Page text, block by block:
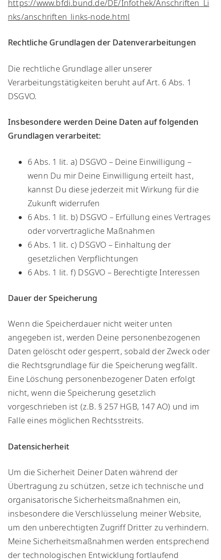
https://www.bfdi.bund.de/DE/Infothek/Anschriften_Li
nks/anschriften_links-node.html
Rechtliche Grundlagen der Datenverarbeitungen
​Die rechtliche Grundlage aller unserer
Verarbeitungstätigkeiten beruht auf Art. 6 Abs. 1
DSGVO.
Insbesondere werden Deine Daten auf folgenden
Grundlagen verarbeitet:
​6 Abs. 1 lit. a) DSGVO – Deine Einwilligung –
wenn Du mir Deine Einwilligung erteilt hast,
kannst Du diese jederzeit mit Wirkung für die
Zukunft widerrufen
6 Abs. 1 lit. b) DSGVO – Erfüllung eines Vertrages
oder vorvertragliche Maßnahmen
6 Abs. 1 lit. c) DSGVO – Einhaltung der
gesetzlichen Verpflichtungen
6 Abs. 1 lit. f) DSGVO – Berechtigte Interessen
Dauer der Speicherung
Wenn die Speicherdauer nicht weiter unten
angegeben ist, werden Deine personenbezogenen
Daten gelöscht oder gesperrt, sobald der Zweck oder
die Rechtsgrundlage für die Speicherung wegfällt.
Eine Löschung personenbezogener Daten erfolgt
nicht, wenn die Speicherung gesetzlich
vorgeschrieben ist (z.B. § 257 HGB, 147 AO) und im
Falle eines möglichen Rechtsstreits.​
Datensicherheit
​Um die Sicherheit Deiner Daten während der
Übertragung zu schützen, setze ich technische und
organisatorische Sicherheitsmaßnahmen ein,
insbesondere die Verschlüsselung meiner Website,
um den unberechtigten Zugriff Dritter zu verhindern.
Meine Sicherheitsmaßnahmen werden entsprechend
der technologischen Entwicklung fortlaufend